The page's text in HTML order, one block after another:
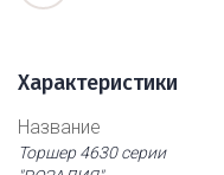
Характеристики
Название
Торшер 4630 серии